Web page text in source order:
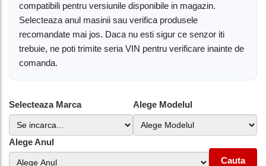
compatibili pentru versiunile disponibile in magazin.
Selecteaza anul masinii sau verifica produsele
recomandate mai jos. Daca nu esti sigur ce senzor iti
trebuie, ne poti trimite seria VIN pentru verificare inainte de
comanda.
Selecteaza Marca Alege Modelul
Alege Anul
Cauta